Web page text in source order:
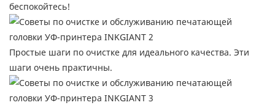
беспокойтесь!
Простые шаги по очистке для идеального качества. Эти
шаги очень практичны.